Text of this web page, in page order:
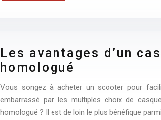
Les avantages d’un
homologué
Vous songez à acheter un scooter pour
embarrassé par les multiples choix de
homologué ? Il est de loin le plus bénéfique